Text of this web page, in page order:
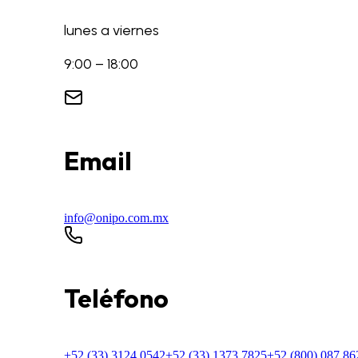
lunes a viernes
9:00 – 18:00
Email
info@onipo.com.mx
Teléfono